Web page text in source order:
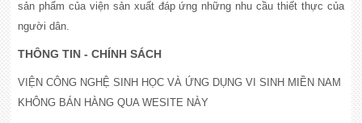
sản phẩm của viện sản xuất đáp ứng những nhu cầu thiết thực của
người dân.
THÔNG TIN - CHÍNH SÁCH
VIỆN CÔNG NGHỆ SINH HỌC VÀ ỨNG DỤNG VI SINH MIỀN NAM
KHÔNG BÁN HÀNG QUA WESITE NÀY